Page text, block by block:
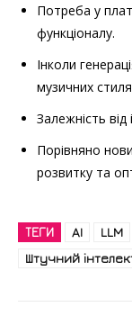
Потреба у
функціоналу.
Інколи
музичних
Залежність
Порівняно
розвитку та
ТЕГИ AI LLM
Штучний